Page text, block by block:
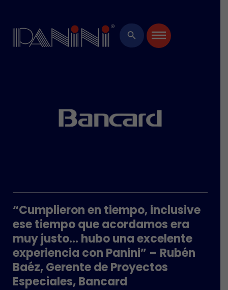
search
“Cumplieron en tiempo, inclusive
ese tiempo que acordamos era
muy justo… hubo una excelente
experiencia con Panini” – Rubén
Baéz, Gerente de Proyectos
Especiales, Bancard